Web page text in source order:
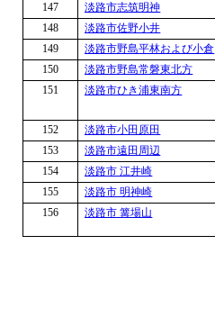
147
淡路市志筑明神
148
淡路市佐野小井
149
淡路市野島平林および小倉
150
淡路市野島常磐東北方
151
淡路市ひき浦東南方
152
淡路市小田原田
153
淡路市遠田周辺
154
淡路市 江井崎
155
淡路市 明神崎
156
淡路市 篝場山